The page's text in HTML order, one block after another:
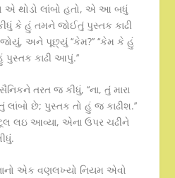
એ થોડો લાંબો હતો, એ આ બધું
કે હું તમને જોઈતું પુસ્તક કાઢી
અને પૂછ્યું ‘‘કેમ?’’ ‘‘કેમ કે હું
પુસ્તક કાઢી આપું.’’
તરત જ કીધું, ‘‘ના, તું મારા
લાંબો છે; પુસ્તક તો હું જ કાઢીશ.’’
લઇ આવ્યા, એના ઉપર ચઢીને
એક વણલખ્યો નિયમ એવો